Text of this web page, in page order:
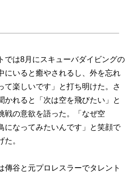
は8月にスキューバダイビングの
にいると癒やされるし、外を忘れ
て楽しいです」と打ち明けた。さ
かれると「次は空を飛びたい」と
戦の意欲を語った。「なぜ空
になってみたいんです」と笑顔で
。
谷と元プロレスラーでタレント